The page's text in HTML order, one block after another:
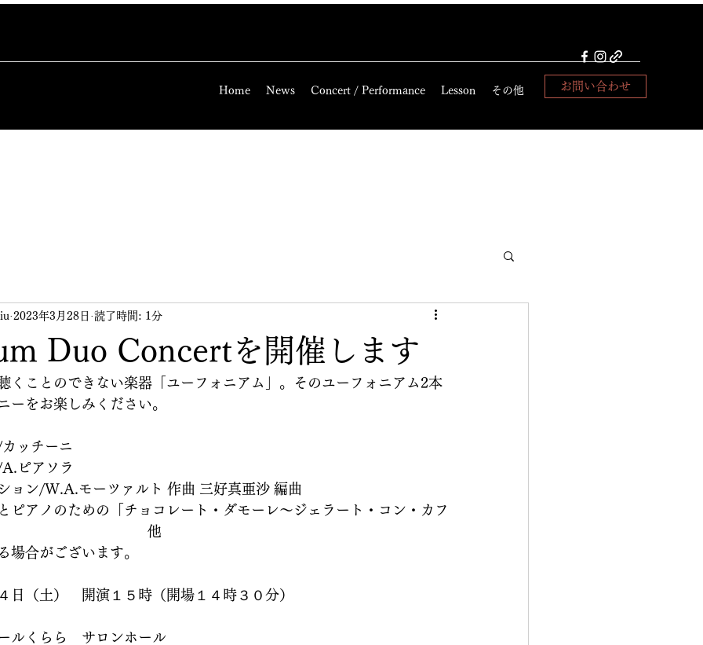
Home News Concert / Performance Lesson その他 お問い合わせ
Duo Concertを開催します
2023年3月28日 読了時間: 1分
くことのできない楽器「ユーフォニアム」。そのユーフォニアム2本
ーをお楽しみください。
ッチーニ
ピアソラ
ョン/W.A.モーツァルト 作曲 三好真亜沙 編曲
アノのための「チョコレート・ダモーレ〜ジェラート・コン・カフ
　　　　　　　　　他
合がございます。
（土）　開演１５時（開場１４時３０分）
くらら　サロンホール